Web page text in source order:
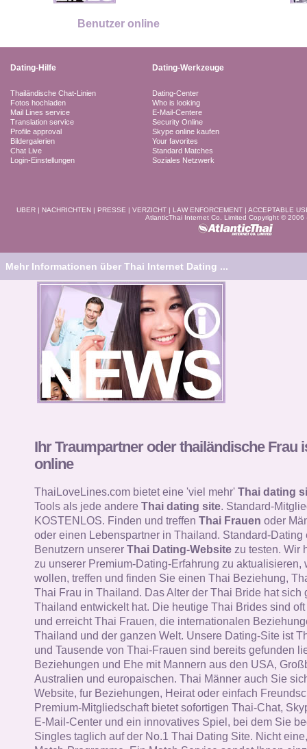
Benutzer online
Dating-Hilfe Dating-Werkzeuge
Thailändische Chat-Linien
Fotos hochladen
Mail Lines service
Translation service
Profile approval
Bildergalerien
Chat Live
Login-Einstellungen
Dating-Center
Who is looking
E-Mail-Centere
Security Online
Skype online kaufen
Your favorites
Standard Matches
Soziales Netzwerk
UBER| NACHRICHTEN| PRESSE | VERZICHT| LAW ENFORCEMENT| ACCEPTABLE
AtlanticThai Internet Co. Limited Copyright © 2006
Mehr Informationen über Thai Internet Dating ...
Ihr Traumpartner oder thailändische Frau
online
ThaiLoveLines.com bietet eine 'viel mehr' Thai dating
Tools als jede andere Thai dating site. Standard-
KOSTENLOS. Finden und treffen Thai Frauen oder
oder einen Lebenspartner in Thailand. Standard-Dating
Benutzern unserer Thai Dating-Websitezu testen. Wir
zu unserer Premium-Dating-Erfahrung zu aktualisieren,
wollen, treffen und finden Sie einen Thai Beziehung,
Thai Frau in Thailand. Das Alter der Thai Bride hat sich
Thailand entwickelt hat. Die heutige Thai Brides sind
und erreicht Thai Frauen, die internationalen
Thailand und der ganzen Welt. Unsere Dating-Site ist
und Tausende von Thai-Frauen sind bereits gefunden
Beziehungen und Ehe mit Mannern aus den USA,
Australien und europaischen. Thai Männer auch Sie
Website, fur Beziehungen, Heirat oder einfach
Premium-Mitgliedschaft bietet sofortigen Thai-Chat,
E-Mail-Center und ein innovatives Spiel, bei dem Sie
Singles taglich auf der No.1 Thai Dating Site. Nicht